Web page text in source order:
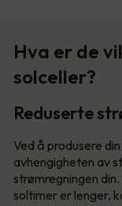
Hva er de
solceller?
Reduserte
Ved å produsere
avhengigheten av
strømregningen
soltimer er lenger,